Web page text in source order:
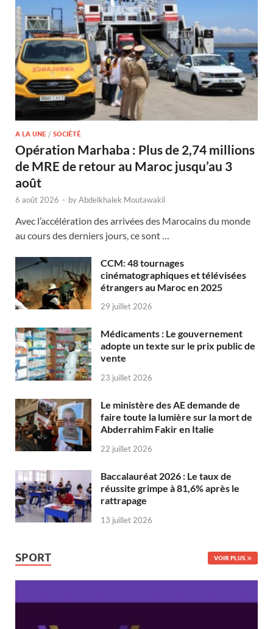
A LA UNE / SOCIÉTÉ
Opération Marhaba : Plus de 2,74 millions
de MRE de retour au Maroc jusqu’au 3
août
6 août 2026 - byAbdelkhalek Moutawakil
Avec l’accélération des arrivées des Marocains du monde
au cours des derniers jours, ce sont …
CCM: 48 tournages
cinématographiques et télévisées
étrangers au Maroc en 2025
29 juillet 2026
Médicaments : Le gouvernement
adopte un texte sur le prix public de
vente
23 juillet 2026
Le ministère des AE demande de
faire toute la lumière sur la mort de
Abderrahim Fakir en Italie
22 juillet 2026
Baccalauréat 2026 : Le taux de
réussite grimpe à 81,6% après le
rattrapage
13 juillet 2026
SPORT VOIR PLUS